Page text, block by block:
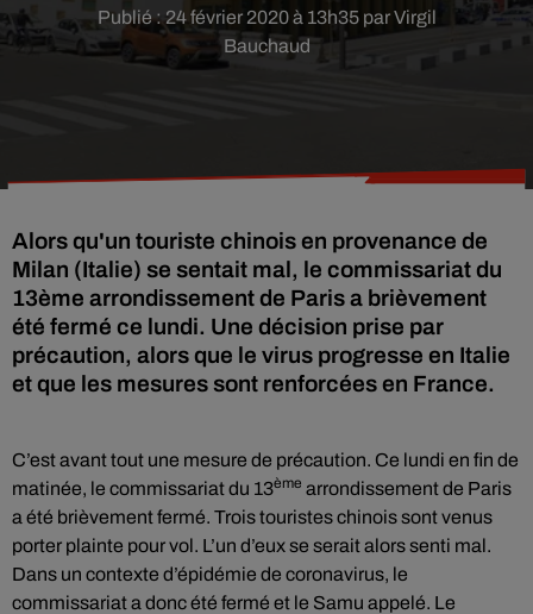
Publié : 24 février 2020 à 13h35 par Virgil
Bauchaud
Alors qu'un touriste chinois en provenance de
Milan (Italie) se sentait mal, le commissariat du
13ème arrondissement de Paris a brièvement
été fermé ce lundi. Une décision prise par
précaution, alors que le virus progresse en Italie
et que les mesures sont renforcées en France.
C’est avant tout une mesure de précaution. Ce lundi en fin de
matinée, le commissariat du 13ème arrondissement de Paris
a été brièvement fermé. Trois touristes chinois sont venus
porter plainte pour vol. L’un d’eux se serait alors senti mal.
Dans un contexte d’épidémie de coronavirus, le
commissariat a donc été fermé et le Samu appelé. Le